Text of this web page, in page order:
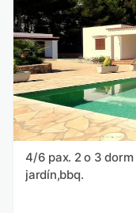
4/6 pax. 2 o 3
jardín,bbq.